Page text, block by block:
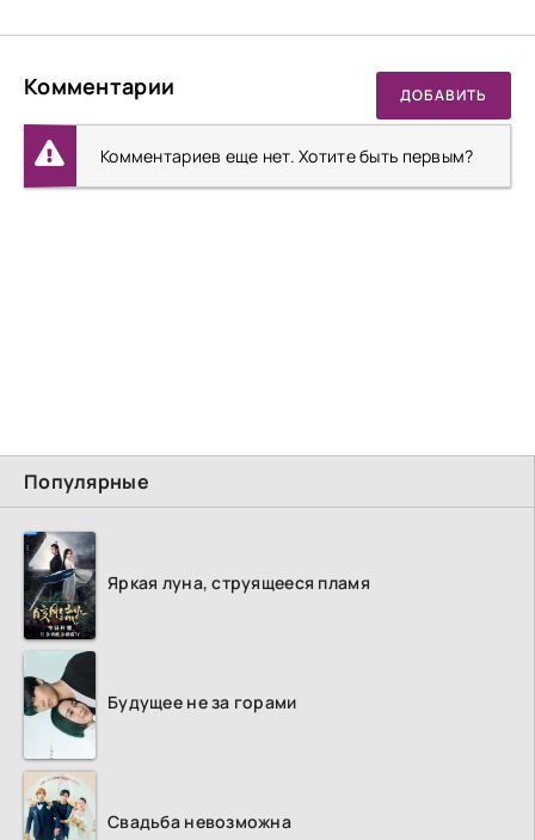
Популярные
Яркая луна, струящееся пламя
Будущее не за горами
Свадьба невозможна
Комментарии ДОБАВИТЬ
Комментариев еще нет. Хотите быть первым?